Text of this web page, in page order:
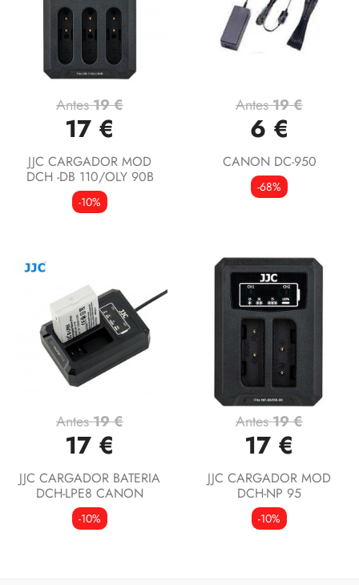
Antes19 €
17 €
JJC CARGADOR MOD
DCH -DB 110/OLY 90B
-10%
Antes19 €
6 €
CANON DC-950
-68%
Antes19 €
17 €
JJC CARGADOR BATERIA
DCH-LPE8 CANON
-10%
Antes19 €
17 €
JJC CARGADOR MOD
DCH-NP 95
-10%